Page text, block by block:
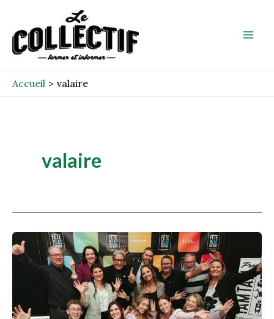
contenu
Accueil valaire
valaire